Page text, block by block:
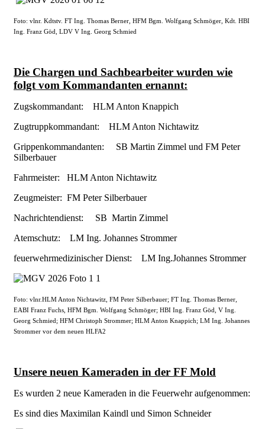
Foto: vlnr. Kdtstv. FT Ing. Thomas Berner, HFM Bgm. Wolfgang Schmöger, Kdt. HBI
Ing. Franz Göd, LDV V Ing. Georg Schmied
Die Chargen und Sachbearbeiter wurden wie
folgt vom Kommandanten ernannt:
Zugskommandant: HLM Anton Knappich
Zugtruppkommandant: HLM Anton Nichtawitz
Grippenkommandanten: SB Martin Zimmel und FM Peter
Silberbauer
Fahrmeister: HLM Anton Nichtawitz
Zeugmeister: FM Peter Silberbauer
Nachrichtendienst: SB Martin Zimmel
Atemschutz: LM Ing. Johannes Strommer
feuerwehrmedizinischer Dienst: LM Ing.Johannes Strommer
Foto: vlnr.HLM Anton Nichtawitz, FM Peter Silberbauer; FT Ing. Thomas Berner,
EABI Franz Fuchs, HFM Bgm. Wolfgang Schmöger; HBI Ing. Franz Göd, V Ing.
Georg Schmied; HFM Christoph Strommer; HLM Anton Knappich; LM Ing. Johannes
Strommer vor dem neuen HLFA2
Unsere neuen Kameraden in der FF Mold
Es wurden 2 neue Kameraden in die Feuerwehr aufgenommen:
Es sind dies Maximilan Kaindl und Simon Schneider